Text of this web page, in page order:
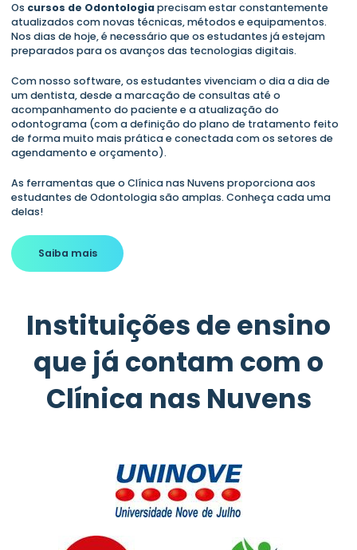
Os cursos de Odontologiaprecisam estar constantemente
atualizados com novas técnicas, métodos e equipamentos.
Nos dias de hoje, é necessário que os estudantes já estejam
preparados para os avanços das tecnologias digitais.
Com nosso software, os estudantes vivenciam o dia a dia de
um dentista, desde a marcação de consultas até o
acompanhamento do paciente e a atualização do
odontograma (com a definição do plano de tratamento feito
de forma muito mais prática e conectada com os setores de
agendamento e orçamento).
As ferramentas que o Clínica nas Nuvens proporciona aos
estudantes de Odontologia são amplas. Conheça cada uma
delas!
Saiba mais
Instituições de ensino
que já contam com o
Clínica nas Nuvens